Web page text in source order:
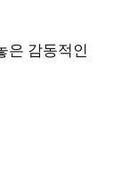
은 감동적인